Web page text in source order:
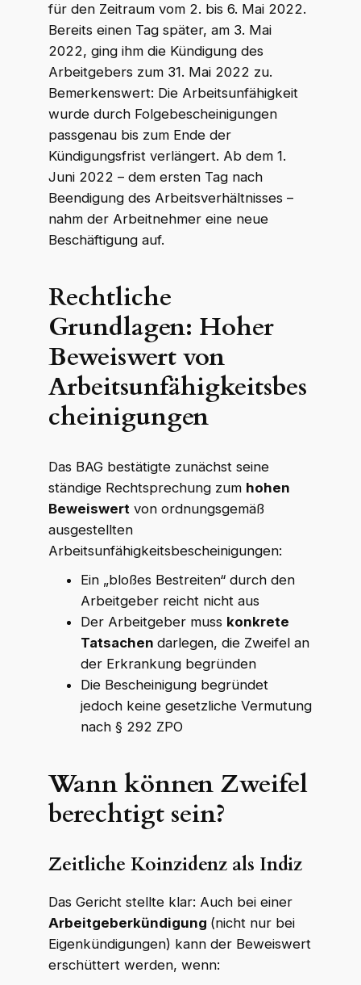
für den Zeitraum vom 2. bis 6. Mai 2022.
Bereits einen Tag später, am 3. Mai
2022, ging ihm die Kündigung des
Arbeitgebers zum 31. Mai 2022 zu.
Bemerkenswert: Die Arbeitsunfähigkeit
wurde durch Folgebescheinigungen
passgenau bis zum Ende der
Kündigungsfrist verlängert. Ab dem 1.
Juni 2022 – dem ersten Tag nach
Beendigung des Arbeitsverhältnisses –
nahm der Arbeitnehmer eine neue
Beschäftigung auf.
Rechtliche
Grundlagen: Hoher
Beweiswert von
Arbeitsunfähigkeitsbes
cheinigungen
Das BAG bestätigte zunächst seine
ständige Rechtsprechung zum hohen
Beweiswertvon ordnungsgemäß
ausgestellten
Arbeitsunfähigkeitsbescheinigungen:
Ein „bloßes Bestreiten“ durch den
Arbeitgeber reicht nicht aus
Der Arbeitgeber muss konkrete
Tatsachen darlegen, die Zweifel an
der Erkrankung begründen
Die Bescheinigung begründet
jedoch keine gesetzliche Vermutung
nach § 292 ZPO
Wann können Zweifel
berechtigt sein?
Zeitliche Koinzidenz als Indiz
Das Gericht stellte klar: Auch bei einer
Arbeitgeberkündigung (nicht nur bei
Eigenkündigungen) kann der Beweiswert
erschüttert werden, wenn: